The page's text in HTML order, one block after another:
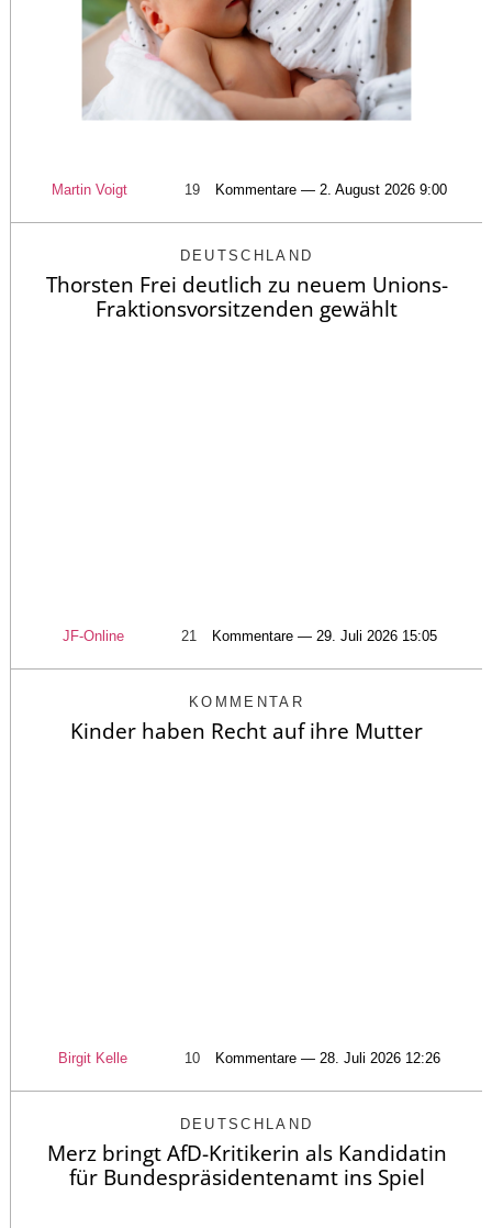
Martin Voigt 19 Kommentare — 2. August 2026 9:00
DEUTSCHLAND
Thorsten Frei deutlich zu neuem Unions-
Fraktionsvorsitzenden gewählt
JF-Online 21 Kommentare — 29. Juli 2026 15:05
KOMMENTAR
Kinder haben Recht auf ihre Mutter
Birgit Kelle 10 Kommentare — 28. Juli 2026 12:26
DEUTSCHLAND
Merz bringt AfD-Kritikerin als Kandidatin
für Bundespräsidentenamt ins Spiel